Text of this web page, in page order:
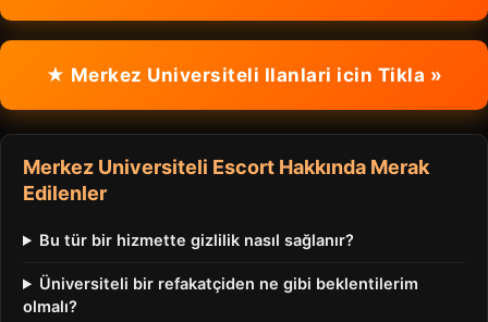
★ Merkez Universiteli Ilanlari icin Tikla »
Merkez Universiteli Escort Hakkında Merak
Edilenler
Bu tür bir hizmette gizlilik nasıl sağlanır?
Üniversiteli bir refakatçiden ne gibi beklentilerim
olmalı?